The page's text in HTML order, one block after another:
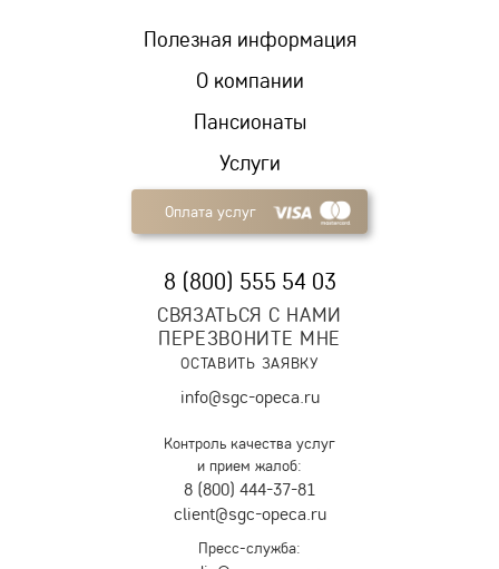
Пансионаты
Услуги
Полезная информация
О компании
Оплата услуг
8 (800) 555 54 03
СВЯЗАТЬСЯ С НАМИ
ПЕРЕЗВОНИТЕ МНЕ
ОСТАВИТЬ ЗАЯВКУ
info@sgc-opeca.ru
Контроль качества услуг
и прием жалоб:
8 (800) 444-37-81
client@sgc-opeca.ru
Пресс-служба: